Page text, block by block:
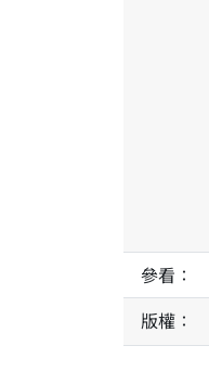
參看：
版權：